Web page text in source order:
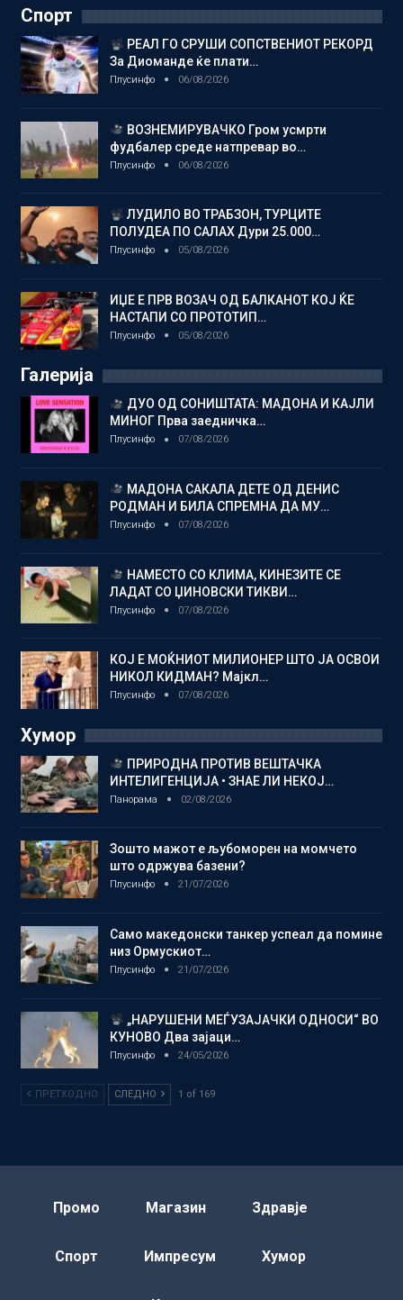
Спорт
РЕАЛ ГО СРУШИ СОПСТВЕНИОТ РЕКОРД
За Диоманде ќе плати…
Плусинфо 06/08/2026
ВОЗНЕМИРУВАЧКО Гром усмрти
фудбалер среде натпревар во…
Плусинфо 06/08/2026
ЛУДИЛО ВО ТРАБЗОН, ТУРЦИТЕ
ПОЛУДЕА ПО САЛАХ Дури 25.000…
Плусинфо 05/08/2026
ИЏЕ Е ПРВ ВОЗАЧ ОД БАЛКАНОТ КОЈ ЌЕ
НАСТАПИ СО ПРОТОТИП…
Плусинфо 05/08/2026
Галерија
ДУО ОД СОНИШТАТА: МАДОНА И КАЈЛИ
МИНОГ Прва заедничка…
Плусинфо 07/08/2026
МАДОНА САКАЛА ДЕТЕ ОД ДЕНИС
РОДМАН И БИЛА СПРЕМНА ДА МУ…
Плусинфо 07/08/2026
НАМЕСТО СО КЛИМА, КИНЕЗИТЕ СЕ
ЛАДАТ СО ЏИНОВСКИ ТИКВИ…
Плусинфо 07/08/2026
КОЈ Е МОЌНИОТ МИЛИОНЕР ШТО ЈА ОСВОИ
НИКОЛ КИДМАН? Мајкл…
Плусинфо 07/08/2026
Хумор
ПРИРОДНА ПРОТИВ ВЕШТАЧКА
ИНТЕЛИГЕНЦИЈА • ЗНАЕ ЛИ НЕКОЈ…
Панорама 02/08/2026
Зошто мажот е љубоморен на момчето
што одржува базени?
Плусинфо 21/07/2026
Само македонски танкер успеал да помине
низ Ормускиот…
Плусинфо 21/07/2026
„НАРУШЕНИ МЕЃУЗАЈАЧКИ ОДНОСИ“ ВО
КУНОВО Два зајаци…
Плусинфо 24/05/2026
ПРЕТХОДНО СЛЕДНО 1 of 169
Промо Магазин Здравје
Спорт Импресум Хумор